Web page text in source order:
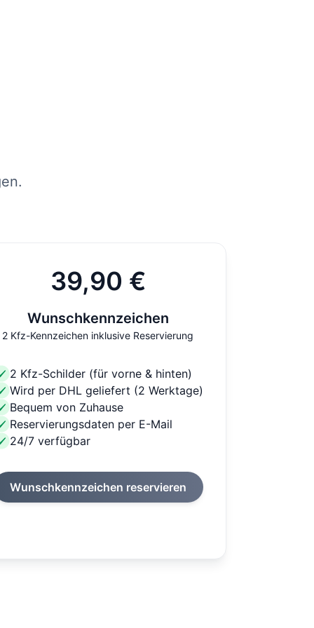
39,90 €
Wunschkennzeichen
2 Kfz-Kennzeichen inklusive Reservierung
2 Kfz-Schilder (für vorne & hinten)
Wird per DHL geliefert (2 Werktage)
Bequem von Zuhause
Reservierungsdaten per E-Mail
24/7 verfügbar
Wunschkennzeichen reservieren